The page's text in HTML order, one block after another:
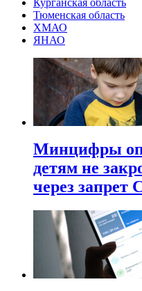
Курганская область
Тюменская область
ХМАО
ЯНАО
Минцифры
детям не
через